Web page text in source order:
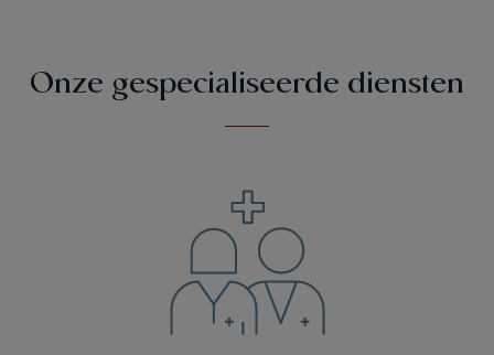
Onze gespecialiseerde diensten